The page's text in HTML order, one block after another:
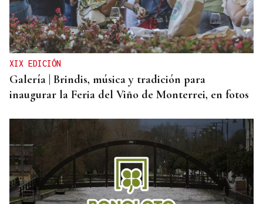
HIDROCARBUROS
La OPEP+ sigue ampliando la oferta de petróleo
para estabilizar el mercado
XIX EDICIÓN
Galería | Brindis, música y tradición para
inaugurar la Feria del Viño de Monterrei, en fotos